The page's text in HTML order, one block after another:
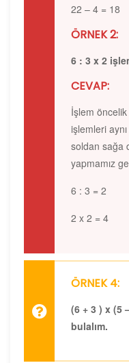
22 – 4 = 18
ÖRNEK 2:
6 : 3 x 2
CEVAP:
İşlem
işlemleri
soldan sağa
yapmamız
6 : 3 = 2
2 x 2 = 4
ÖRNEK 4:
(6 + 3 ) x (5
bulalım.